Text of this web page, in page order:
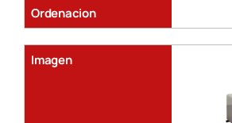
Ordenacion
Imagen